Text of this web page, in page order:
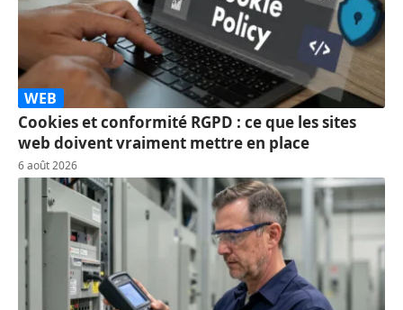
WEB
Cookies et conformité RGPD : ce que les sites
web doivent vraiment mettre en place
6 août 2026